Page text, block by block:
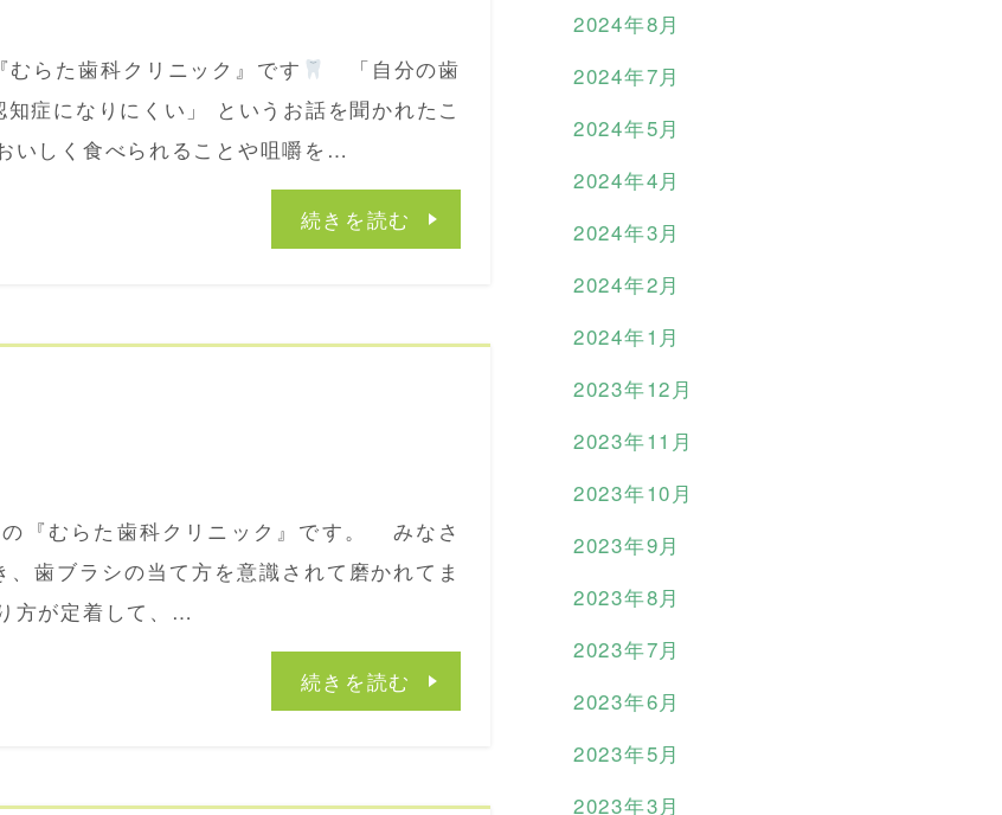
らた歯科クリニック』です
「自分の歯
症になりにくい」 というお話を聞かれたこ
いしく食べられることや咀嚼を…
続きを読む
『むらた歯科クリニック』です。 みなさ
歯ブラシの当て方を意識されて磨かれてま
方が定着して、…
続きを読む
2024年8月
2024年7月
2024年5月
2024年4月
2024年3月
2024年2月
2024年1月
2023年12月
2023年11月
2023年10月
2023年9月
2023年8月
2023年7月
2023年6月
2023年5月
2023年3月